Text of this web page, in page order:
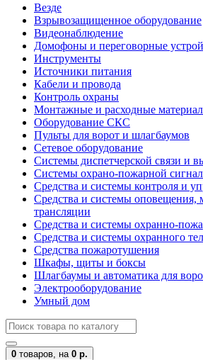
Везде
Взрывозащищенное оборудование
Видеонаблюдение
Домофоны и переговорные
Инструменты
Источники питания
Кабели и провода
Контроль охраны
Монтажные и расходные
Оборудование СКС
Пульты для ворот и шлагбаумов
Сетевое оборудование
Системы диспетчерской связи и
Системы охрано-пожарной
Средства и системы контроля и
Средства и системы оповещения,
трансляции
Средства и системы охранно-
Средства и системы охранного
Средства пожаротушения
Шкафы, щиты и боксы
Шлагбаумы и автоматика для
Электрооборудование
Умный дом
0 товаров, на 0 р.